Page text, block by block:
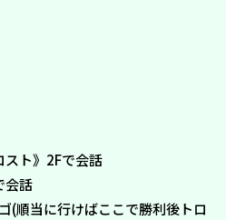
スト》2Fで会話
会話
(順当に行けばここで勝利後トロ